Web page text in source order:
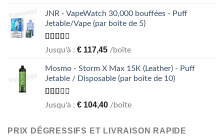
out of
5JNR - VapeWatch 30,000 bouffées - Puff
Jetable/Vape (par boîte de 5)
Rated
out of
5
Jusqu'à : € 117,45 /boîte
Mosmo - Storm X Max 15K (Leather) - Puff
Jetable / Disposable (par boîte de 10)
Rated
of 5
Jusqu'à : € 104,40 /boîte
PRIX DÉGRESSIFS ET LIVRAISON RAPIDE